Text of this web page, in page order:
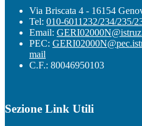
Via Briscata 4 - 16154
Tel: 010-6011232/234/235/
Email:
PEC:
mail
C.F.: 80046950103
Sezione Link Utili